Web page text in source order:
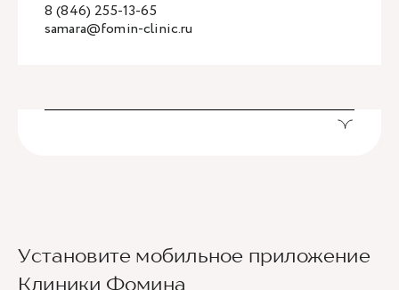
samara@fomin-clinic.ru
8 (846) 255-13-65
Установите мобильное приложение
Клиники Фомина